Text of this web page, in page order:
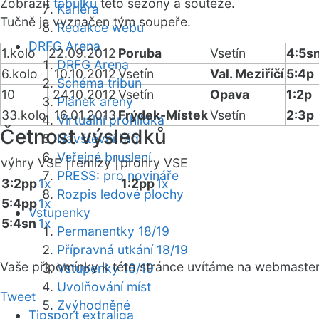
Kariéra
Redakce webu
DRFG Arena
DRFG Arena
Schéma tribun
Plánek areny
Virtuální prohlídka
Návštěvní řád
Veřejné bruslení
PRESS: pro novináře
Rozpis ledové plochy
Vstupenky
Permanentky 18/19
Přípravná utkání 18/19
Vstupenky 18/19
Uvolňování míst
Zvýhodněné
Zobrazit tabulku této sezóny a soutěže.
Tučně je vyznačen tým soupeře.
1.kolo 22.09.2012 Poruba Vsetín
6.kolo
10.10.2012Vsetín Val. Meziříčí5:4p
10
24.10.2012Vsetín Opava
1:2p
33.kolo 16.01.2013Frýdek-MístekVsetín 2:3p
Četnost výsledků
výhry VSE |remízy |prohry VSE
3:2pp1x
5:4pp1x
5:4sn 1x
1:2pp1x
Vaše připomínky k této stránce uvítáme na webmaster
Tweet
Tipsport extraliga